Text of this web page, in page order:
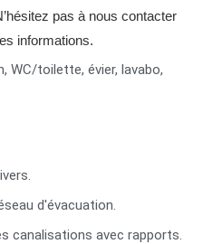
pas à nous contacter
informations.
WC/toilette, évier, lavabo,
d'évacuation.
canalisations avec rapports.